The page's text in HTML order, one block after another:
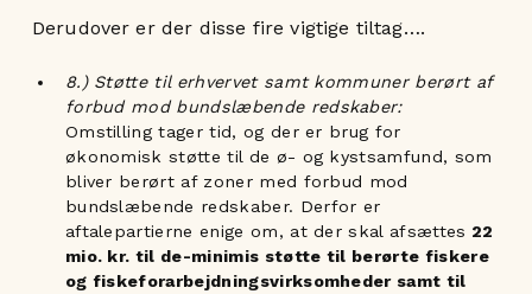
Derudover er der disse fire vigtige tiltag….
8.) Støtte til erhvervet samt kommuner berørt af
forbud mod bundslæbende redskaber:
Omstilling tager tid, og der er brug for
økonomisk støtte til de ø- og kystsamfund, som
bliver berørt af zoner med forbud mod
bundslæbende redskaber. Derfor er
aftalepartierne enige om, at der skal afsættes 22
mio. kr. til de-minimis støtte til berørte fiskere
og fiskeforarbejdningsvirksomheder samt til